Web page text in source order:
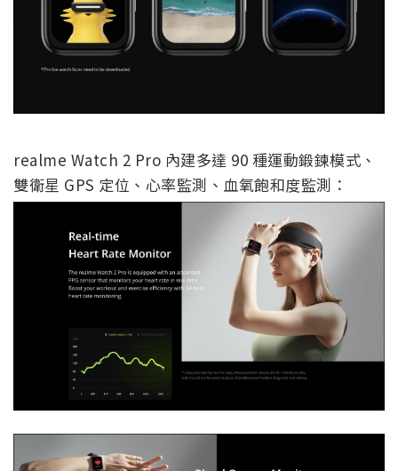
realme Watch 2 Pro 內建多達 90 種運動鍛鍊模式、
雙衛星 GPS 定位、心率監測、血氧飽和度監測：